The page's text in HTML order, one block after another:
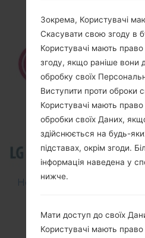
How to Flash Stock
Зокрема, Користувачі
Скасувати свою згоду в
Користувачі мають
згоду, якщо раніше вони
обробку своїх
Виступити проти оброки
Користувачі мають
обробки своїх Даних,
здійснюється на будь-
підставах, окрім згоди.
інформація наведена у
нижче.
Мати доступ до своїх
Користувачі мають